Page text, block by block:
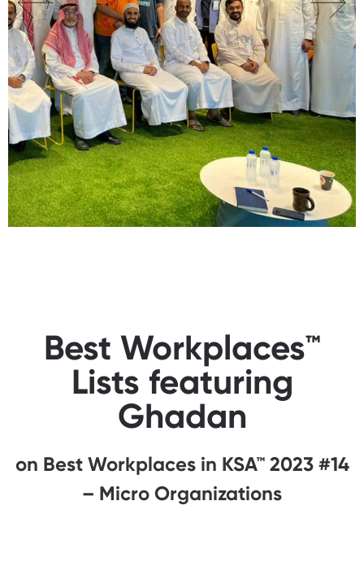
Best Workplaces™
Lists featuring
Ghadan
#14 on Best Workplaces in KSA™ 2023
– Micro Organizations